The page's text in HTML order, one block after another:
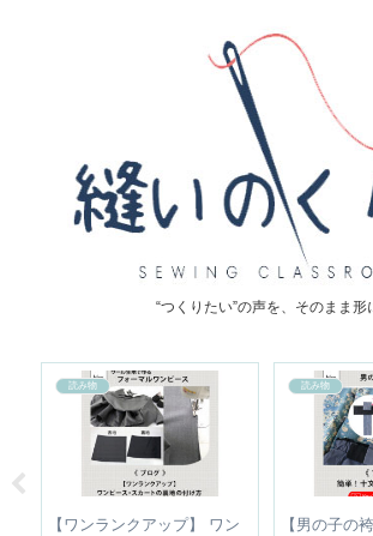
“つくりたい”の声を、そのまま形
読み物
【ワンランクアップ】 ワン
読み物
【男の子の